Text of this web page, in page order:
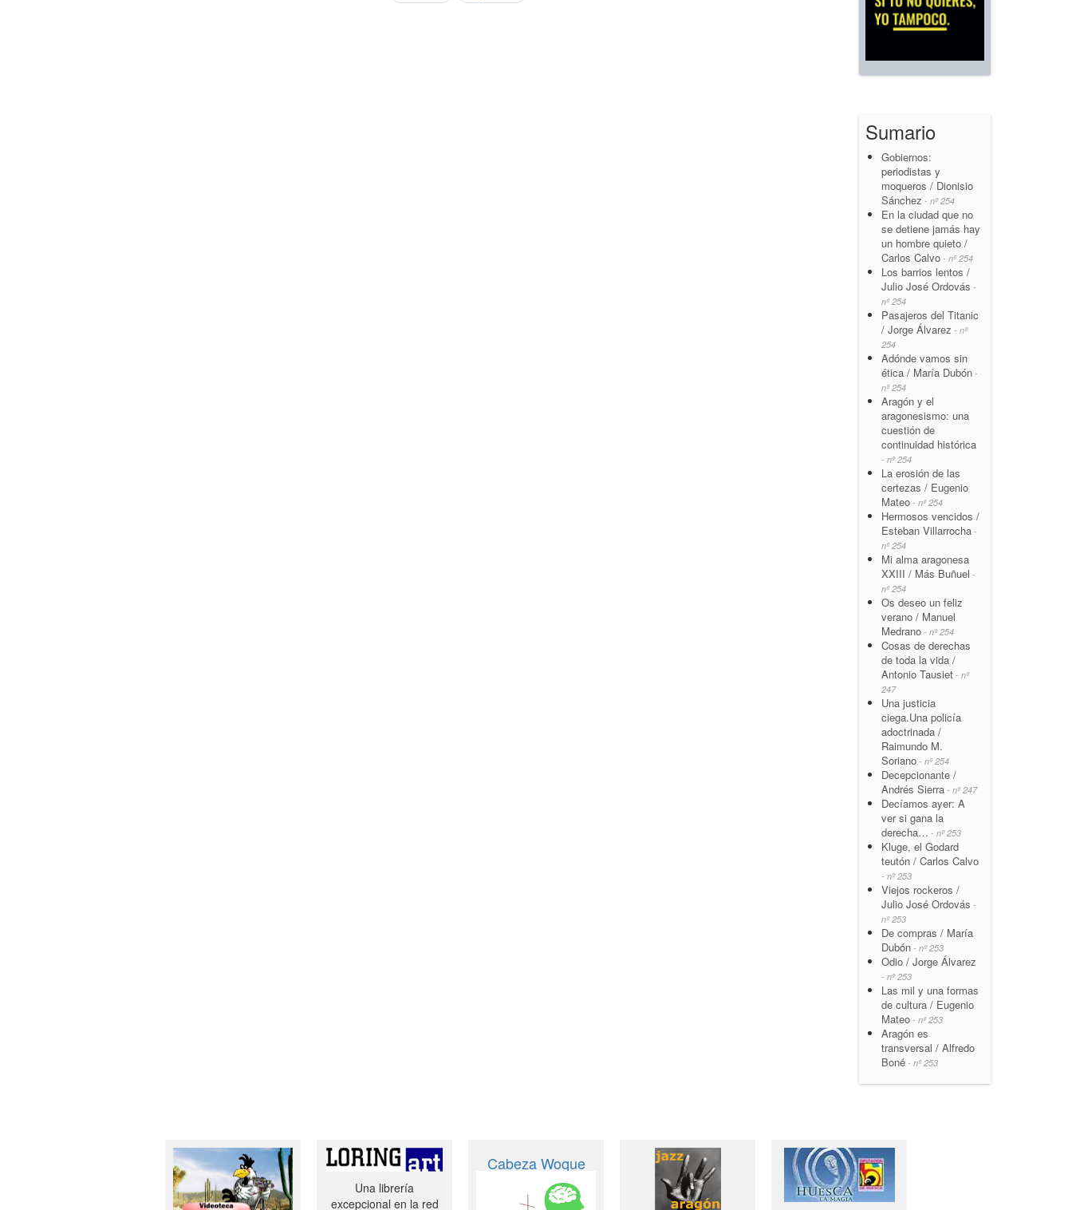
Sumario
Gobiernos:
periodistas y
moqueros / Dionisio
Sánchez - nº 254
En la ciudad que no
se detiene jamás hay
un hombre quieto /
Carlos Calvo - nº 254
Los barrios lentos /
Julio José Ordovás -
nº 254
Pasajeros del Titanic
/ Jorge Álvarez - nº
254
Adónde vamos sin
ética / María Dubón -
nº 254
Aragón y el
aragonesismo: una
cuestión de
continuidad histórica
- nº 254
La erosión de las
certezas / Eugenio
Mateo - nº 254
Hermosos vencidos /
Esteban Villarrocha -
nº 254
Mi alma aragonesa
XXIII / Más Buñuel -
nº 254
Os deseo un feliz
verano / Manuel
Medrano - nº 254
Cosas de derechas
de toda la vida /
Antonio Tausiet - nº
247
Una justicia
ciega.Una policía
adoctrinada /
Raimundo M.
Soriano - nº 254
Decepcionante /
Andrés Sierra - nº 247
Decíamos ayer: A
ver si gana la
derecha… - nº 253
Kluge, el Godard
teutón / Carlos Calvo
- nº 253
Viejos rockeros /
Julio José Ordovás -
nº 253
De compras / María
Dubón - nº 253
Odio / Jorge Álvarez
- nº 253
Las mil y una formas
de cultura / Eugenio
Mateo - nº 253
Aragón es
transversal / Alfredo
Boné - nº 253
Una librería
excepcional en la red
Cabeza Woque